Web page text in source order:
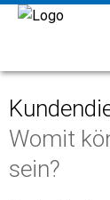
Womit
sein?